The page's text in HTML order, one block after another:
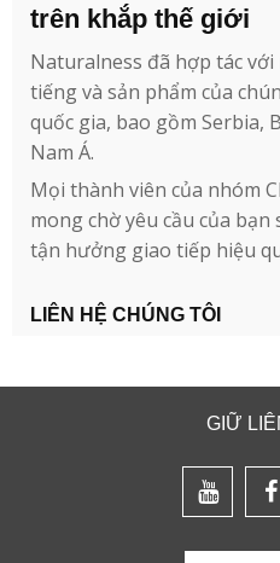
trên khắp thế giới
Naturalness đã hợp tác
tiếng và sản phẩm của
quốc gia, bao gồm Serbia,
Nam Á.
Mọi thành viên của nhóm
mong chờ yêu cầu của
tận hưởng giao tiếp hiệu
LIÊN HỆ CHÚNG TÔI
GIỮ